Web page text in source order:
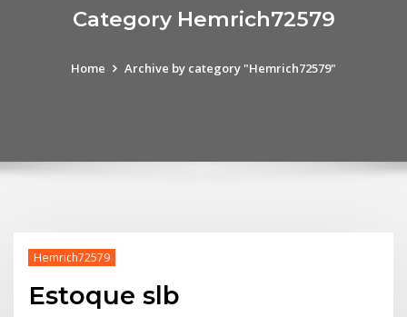
Category Hemrich72579
Home Archive by category "Hemrich72579"
Hemrich72579
Estoque slb